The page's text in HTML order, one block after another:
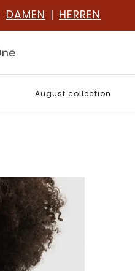
DAMEN | HERREN
August collection